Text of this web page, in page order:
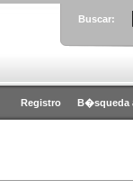
Buscar:
Registro B�squeda